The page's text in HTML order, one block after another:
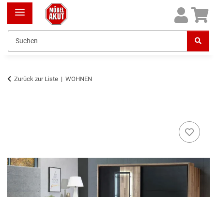
Zurück zur Liste WOHNEN